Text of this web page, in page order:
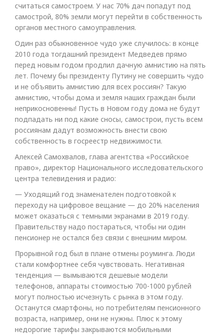
считаться самостроем. У нас 70% дач попадут под
самострой, 80% земли могут перейти в собственность
органов местного самоуправления.
Один раз обыкновенное чудо уже случилось: в конце
2010 года тогдашний президент Медведев прямо
перед новым годом продлил дачную амнистию на пять
лет. Почему бы президенту Путину не совершить чудо
и не объявить амнистию для всех россиян? Такую
амнистию, чтобы дома и земля наших граждан были
неприкосновенны! Пусть в Новом году дома не будут
подпадать ни под какие сносы, самострои, пусть всем
россиянам дадут возможность внести свою
собственность в госреестр недвижимости.
Алексей Самохвалов, глава агентства «Российское
право», директор Национального исследовательского
центра телевидения и радио:
— Уходящий год знаменателен подготовкой к
переходу на цифровое вещание — до 20% населения
может оказаться с темными экранами в 2019 году.
Правительству надо постараться, чтобы ни один
пенсионер не остался без связи с внешним миром.
Прорывной год был в плане отмены роуминга. Люди
стали комфортнее себя чувствовать. Негативная
тенденция — вымываются дешевые модели
телефонов, аппараты стоимостью 700-1000 рублей
могут полностью исчезнуть с рынка в этом году.
Останутся смартфоны, но потребителям пенсионного
возраста, например, они не нужны. Плюс к этому
недорогие тарифы закрываются мобильными